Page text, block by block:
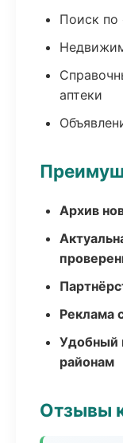
Поиск по
аптеки
Архив
Реклама
Удобный
районам
Отзывы